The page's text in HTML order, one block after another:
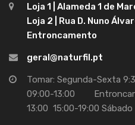
Loja 1 | Alameda 1 de
Loja 2 | Rua D. Nuno
Entroncamento
geral@naturfil.pt
Tomar: Segunda-Sexta
09:00-13:00
13:00 15:00-19:00